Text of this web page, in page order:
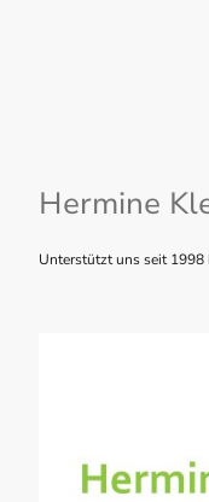
Hermine
Unterstützt uns seit 1998